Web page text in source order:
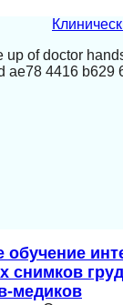
снимков
медиков